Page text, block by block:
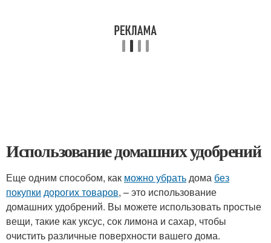
Использование домашних удобрений
Еще одним способом, как можно убратьдома без
покупки дорогих товаров, – это использование
домашних удобрений. Вы можете использовать простые
вещи, такие как уксус, сок лимона и сахар, чтобы
очистить различные поверхности вашего дома.